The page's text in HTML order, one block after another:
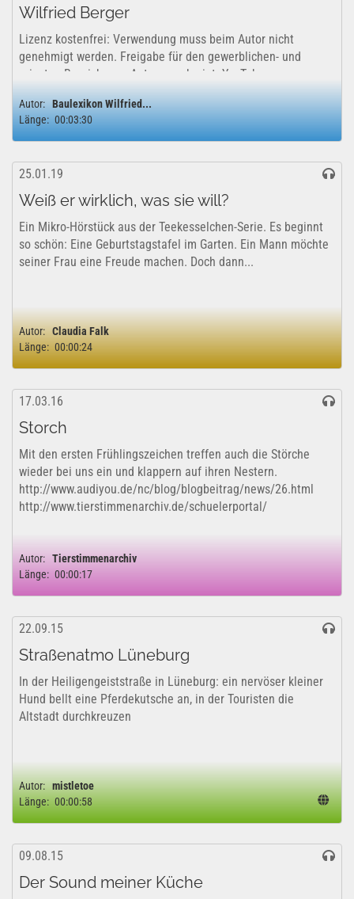
Wilfried Berger
Lizenz kostenfrei: Verwendung muss beim Autor nicht
genehmigt werden. Freigabe für den gewerblichen- und
privaten Bereich vom Autor genehmigt. YouTube
Lizenzfreigabe: Das Projekt kann uneingeschränkt für...
Autor: Baulexikon Wilfried...
Länge: 00:03:30
25.01.19
Weiß er wirklich, was sie will?
Ein Mikro-Hörstück aus der Teekesselchen-Serie. Es beginnt
so schön: Eine Geburtstagstafel im Garten. Ein Mann möchte
seiner Frau eine Freude machen. Doch dann...
Autor: Claudia Falk
Länge: 00:00:24
17.03.16
Storch
Mit den ersten Frühlingszeichen treffen auch die Störche
wieder bei uns ein und klappern auf ihren Nestern.
http://www.audiyou.de/nc/blog/blogbeitrag/news/26.html
http://www.tierstimmenarchiv.de/schuelerportal/
Autor: Tierstimmenarchiv
Länge: 00:00:17
22.09.15
Straßenatmo Lüneburg
In der Heiligengeiststraße in Lüneburg: ein nervöser kleiner
Hund bellt eine Pferdekutsche an, in der Touristen die
Altstadt durchkreuzen
Autor: mistletoe
Länge: 00:00:58
09.08.15
Der Sound meiner Küche